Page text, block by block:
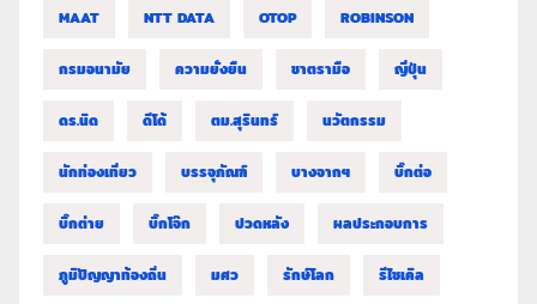
MAAT NTT DATA OTOP ROBINSON
กรมอนามัย ความยั่งยืน ชาตรามือ ญี่ปุ่น
ดร.นิด ดีโด้ ตม.สุรินทร์ นวัตกรรม
นักท่องเที่ยว บรรจุภัณฑ์ บางจากฯ บิ๊กต่อ
บิ๊กต่าย บิ๊กโจ๊ก ปวดหลัง ผลประกอบการ
ภูมิปัญญาท้องถิ่น มศว รักษ์โลก รีไซเคิล